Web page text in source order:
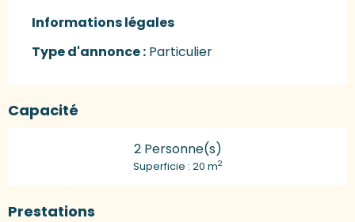
Informations légales
Informations légales
Type d'annonce : Particulier
Capacité
2 Personne(s)
Superficie : 20 m2
Prestations